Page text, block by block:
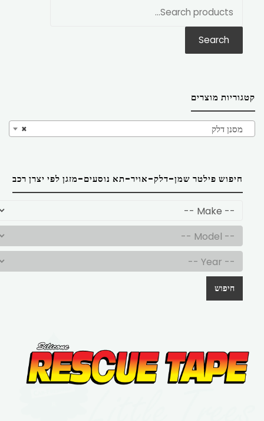
Search
קטגוריות מוצרים
× מסנן דלק
חיפוש פילטר שמן-דלק-אויר-תא נוסעים-מזגן לפי יצרן רכב
חיפוש